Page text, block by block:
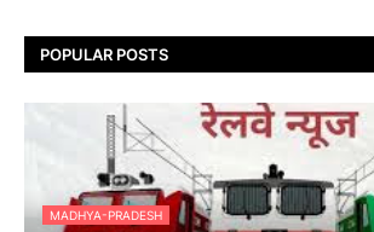
POPULAR POSTS
MADHYA-PRADESH